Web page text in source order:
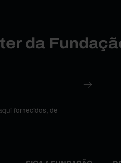
da
fornecidos, de